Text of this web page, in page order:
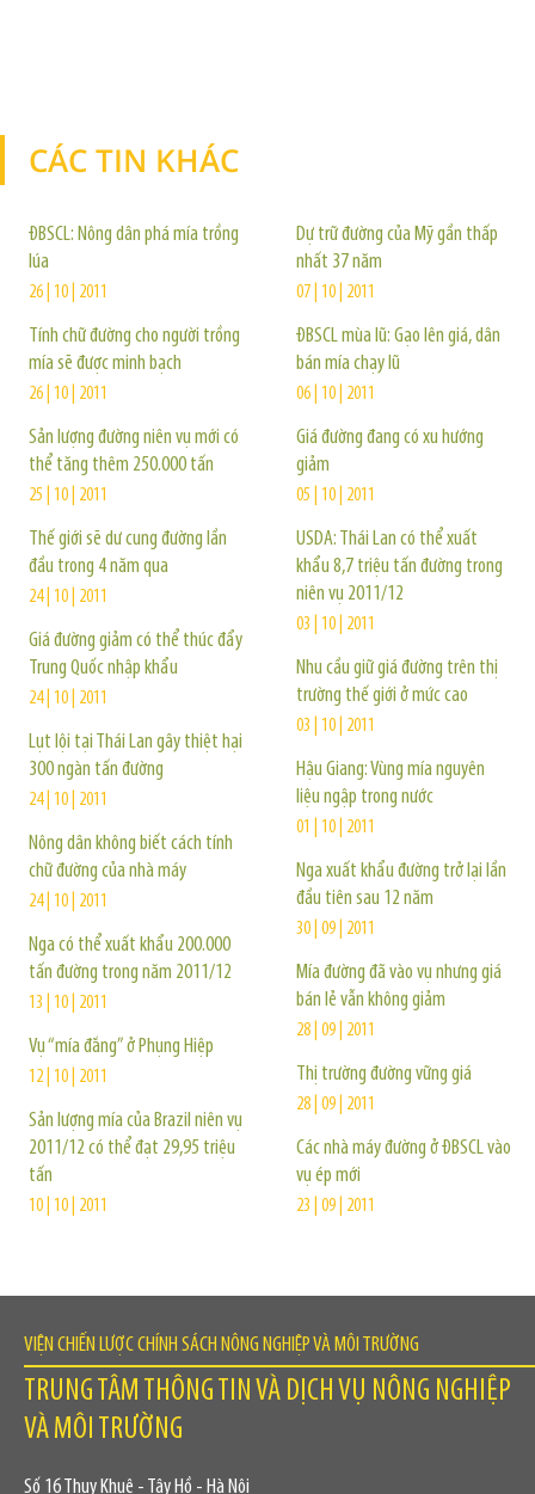
CÁC TIN KHÁC
ĐBSCL: Nông dân phá mía trồng
lúa
26 | 10 | 2011
Tính chữ đường cho người trồng
mía sẽ được minh bạch
26 | 10 | 2011
Sản lượng đường niên vụ mới có
thể tăng thêm 250.000 tấn
25 | 10 | 2011
Thế giới sẽ dư cung đường lần
đầu trong 4 năm qua
24 | 10 | 2011
Giá đường giảm có thể thúc đẩy
Trung Quốc nhập khẩu
24 | 10 | 2011
Lụt lội tại Thái Lan gây thiệt hại
300 ngàn tấn đường
24 | 10 | 2011
Nông dân không biết cách tính
chữ đường của nhà máy
24 | 10 | 2011
Nga có thể xuất khẩu 200.000
tấn đường trong năm 2011/12
13 | 10 | 2011
Vụ “mía đắng” ở Phụng Hiệp
12 | 10 | 2011
Sản lượng mía của Brazil niên vụ
2011/12 có thể đạt 29,95 triệu
tấn
10 | 10 | 2011
Dự trữ đường của Mỹ gần thấp
nhất 37 năm
07 | 10 | 2011
ĐBSCL mùa lũ: Gạo lên giá, dân
bán mía chạy lũ
06 | 10 | 2011
Giá đường đang có xu hướng
giảm
05 | 10 | 2011
USDA: Thái Lan có thể xuất
khẩu 8,7 triệu tấn đường trong
niên vụ 2011/12
03 | 10 | 2011
Nhu cầu giữ giá đường trên thị
trường thế giới ở mức cao
03 | 10 | 2011
Hậu Giang: Vùng mía nguyên
liệu ngập trong nước
01 | 10 | 2011
Nga xuất khẩu đường trở lại lần
đầu tiên sau 12 năm
30 | 09 | 2011
Mía đường đã vào vụ nhưng giá
bán lẻ vẫn không giảm
28 | 09 | 2011
Thị trường đường vững giá
28 | 09 | 2011
Các nhà máy đường ở ĐBSCL vào
vụ ép mới
23 | 09 | 2011
VIỆN CHIẾN LƯỢC CHÍNH SÁCH NÔNG NGHIỆP VÀ MÔI TRƯỜNG
TRUNG TÂM THÔNG TIN VÀ DỊCH VỤ NÔNG NGHIỆP
VÀ MÔI TRƯỜNG
Số 16 Thụy Khuê - Tây Hồ - Hà Nội